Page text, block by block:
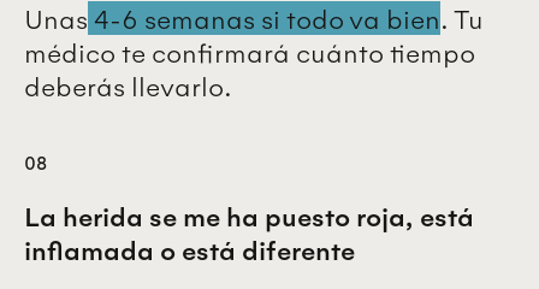
Unas 4-6 semanas si todo va bien. Tu
médico te confirmará cuánto tiempo
deberás llevarlo.
08
La herida se me ha puesto roja, está
inflamada o está diferente